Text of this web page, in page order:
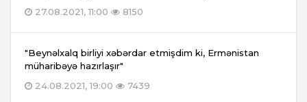
27.08.2021, 11:00
8150
"Beynəlxalq birliyi xəbərdar etmişdim ki, Ermənistan
müharibəyə hazırlaşır"
24.08.2021, 19:00
7439